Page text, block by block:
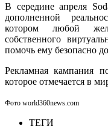
В середине апреля
дополненной
котором любой
собственного
помочь ему безопасно
Рекламная кампания
которое отмечается в
Фото world360news.com
ТЕГИ